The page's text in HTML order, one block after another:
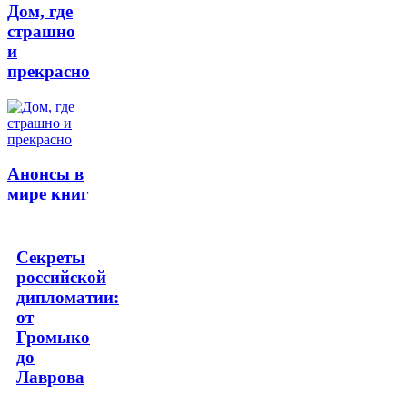
Дом, где
страшно
и
прекрасно
Анонсы в
мире книг
Секреты
российской
дипломатии:
от
Громыко
до
Лаврова